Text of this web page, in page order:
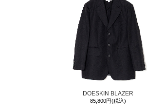
DOESKIN BLAZER
85,800円(税込)